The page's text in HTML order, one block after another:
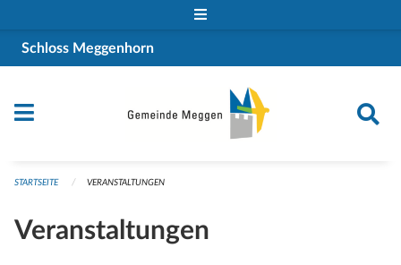
Schloss Meggenhorn
STARTSEITE VERANSTALTUNGEN
Veranstaltungen